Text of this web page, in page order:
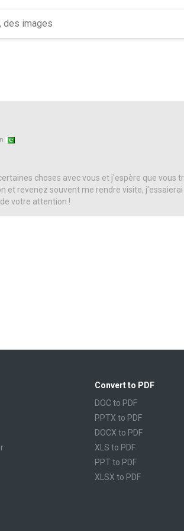
choses avec vous et j'espère que vous
et revenez souvent me rendre visite, j'essaierai
votre attention !
Convert to PDF
DOC to PDF
PPTX to PDF
DOCX to PDF
XLS to PDF
PPT to PDF
XLSX to PDF